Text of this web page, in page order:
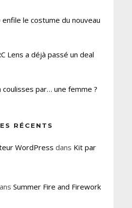
enfile le costume du nouveau
Lens a déjà passé un deal
coulisses par… une femme ?
RÉCENTS
WordPress dans Kit par
Summer Fire and Firework